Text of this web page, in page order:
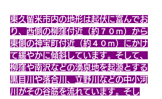
東久留米市内の地形は起伏に富んでお
り、西側の柳窪付近（約７０ｍ）から
東側の神宝町付近（約４０ｍ）にかけ
て緩やかに傾斜しています。そして、
柳窪や南沢などの湧泉地を起源とする
黒目川や落合川、立野川などの中小河
川がその谷筋を流れています。そし